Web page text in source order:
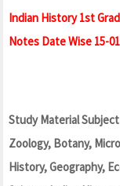
Indian History 1st
Notes Date Wise 15-
Study Material
Zoology, Botany,
History, Geography,